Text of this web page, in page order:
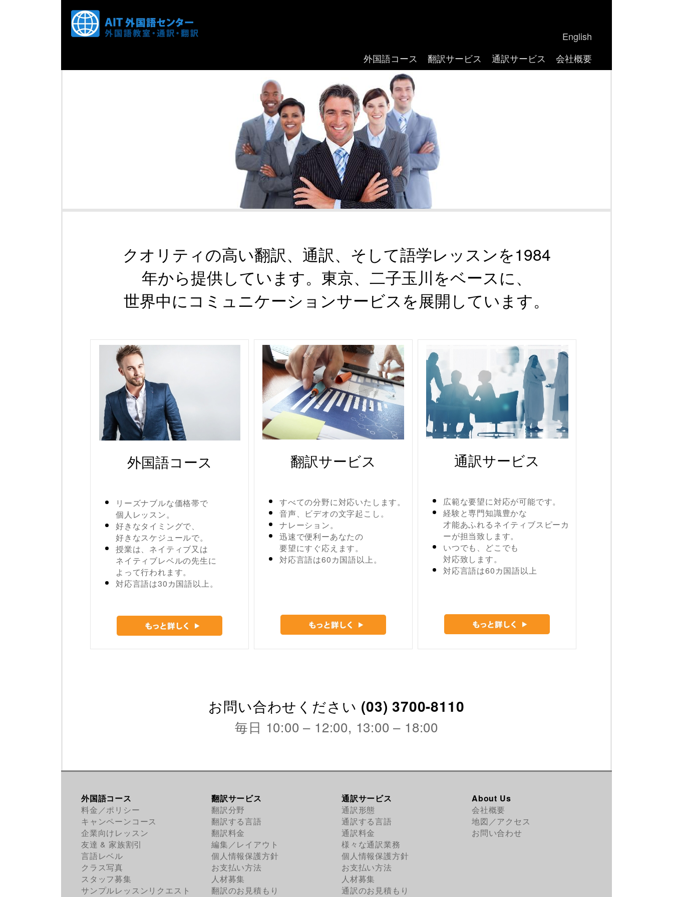
English
外国語コース
翻訳サービス 通訳サービス 会社概要
クオリティの高い翻訳、通訳、そして語学レッスンを1984
年から提供しています。東京、二子玉川をベースに、
世界中にコミュニケーションサービスを展開しています。
外国語コース
リーズナブルな価格帯で
個人レッスン。
好きなタイミングで、
好きなスケジュールで。
授業は、ネイティブ又は
ネイティブレベルの先生に
よって行われます。
対応言語は30カ国語以上。
翻訳サービス
すべての分野に対応いたします。
音声、ビデオの文字起こし。
ナレーション。
迅速で便利ーあなたの
要望にすぐ応えます。
対応言語は60カ国語以上。
通訳サービス
広範な要望に対応が可能です。
経験と専門知識豊かな
才能あふれるネイティブスピーカ
ーが担当致します。
いつでも、どこでも
対応致します。
対応言語は60カ国語以上
お問い合わせください (03) 3700-8110
毎日 10:00 – 12:00, 13:00 – 18:00
外国語コース
料金／ポリシー
キャンペーンコース
企業向けレッスン
友達 & 家族割引
言語レベル
クラス写真
スタッフ募集
サンプルレッスンリクエスト
翻訳サービス
翻訳分野
翻訳する言語
翻訳料金
編集／レイアウト
個人情報保護方針
お支払い方法
人材募集
翻訳のお見積もり
通訳サービス
通訳形態
通訳する言語
通訳料金
様々な通訳業務
個人情報保護方針
お支払い方法
人材募集
通訳のお見積もり
About Us
会社概要
地図／アクセス
お問い合わせ